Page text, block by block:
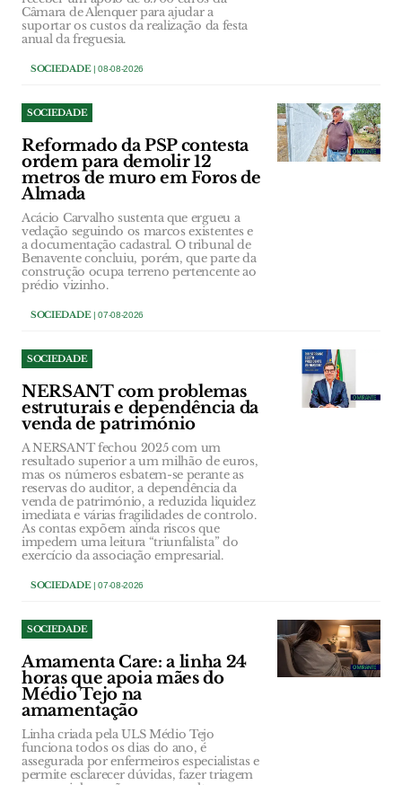
Câmara de Alenquer para ajudar a
suportar os custos da realização da festa
anual da freguesia.
SOCIEDADE| 08-08-2026
SOCIEDADE
Reformado da PSP contesta
ordem para demolir 12
metros de muro em Foros de
Almada
Acácio Carvalho sustenta que ergueu a
vedação seguindo os marcos existentes e
a documentação cadastral. O tribunal de
Benavente concluiu, porém, que parte da
construção ocupa terreno pertencente ao
prédio vizinho.
SOCIEDADE| 07-08-2026
SOCIEDADE
NERSANT com problemas
estruturais e dependência da
venda de património
A NERSANT fechou 2025 com um
resultado superior a um milhão de euros,
mas os números esbatem-se perante as
reservas do auditor, a dependência da
venda de património, a reduzida liquidez
imediata e várias fragilidades de controlo.
As contas expõem ainda riscos que
impedem uma leitura “triunfalista” do
exercício da associação empresarial.
SOCIEDADE| 07-08-2026
SOCIEDADE
Amamenta Care: a linha 24
horas que apoia mães do
Médio Tejo na
amamentação
Linha criada pela ULS Médio Tejo
funciona todos os dias do ano, é
assegurada por enfermeiros especialistas e
permite esclarecer dúvidas, fazer triagem